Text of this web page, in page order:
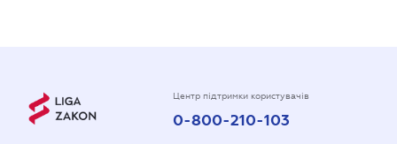
Центр підтримки користувачів
0-800-210-103